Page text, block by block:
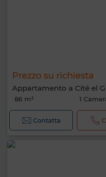
Prezzo su richiesta
Appartamento a Cité el
86 m² 1
Contatta